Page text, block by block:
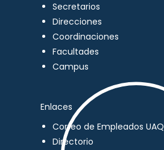
Secretarios
Direcciones
Coordinaciones
Facultades
Campus
Enlaces
Correo de Empleados UAQ
Directorio